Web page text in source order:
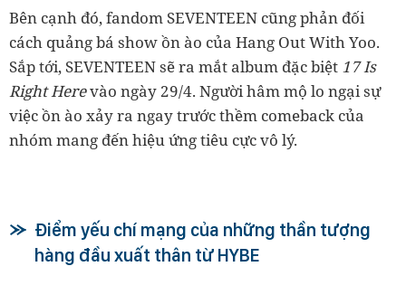
Bên cạnh đó, fandom SEVENTEEN cũng phản đối
cách quảng bá show ồn ào của Hang Out With Yoo.
Sắp tới, SEVENTEEN sẽ ra mắt album đặc biệt 17 Is
Right Herevào ngày 29/4. Người hâm mộ lo ngại sự
việc ồn ào xảy ra ngay trước thềm comeback của
nhóm mang đến hiệu ứng tiêu cực vô lý.
Điểm yếu chí mạng của những thần tượng
hàng đầu xuất thân từ HYBE